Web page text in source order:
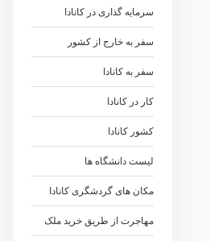
سرمایه گذاری در کانادا
سفر به خارج از کشور
سفر به کانادا
کار در کانادا
کشور کانادا
لیست دانشگاه ها
مکان های گردشگری کانادا
مهاجرت از طریق خرید ملک